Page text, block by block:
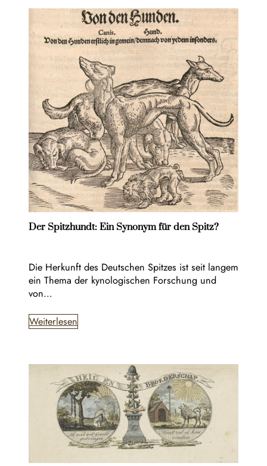
Der Spitzhundt: Ein Synonym für den Spitz?
Die Herkunft des Deutschen Spitzes ist seit langem
ein Thema der kynologischen Forschung und
von…
Weiterlesen